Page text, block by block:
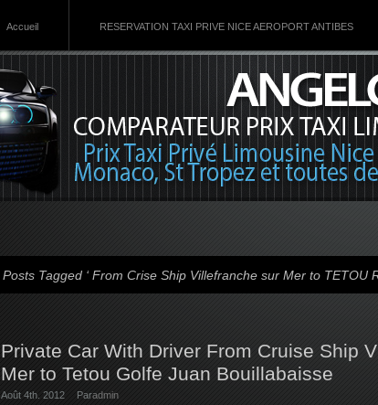
Accueil RESERVATION TAXI PRIVE NICE AEROPORT ANTIBES
Posts Tagged ‘ From Crise Ship Villefranche sur Mer to TETOU
Private Car With Driver From Cruise Ship
Mer to Tetou Golfe Juan Bouillabaisse
Août 4th. 2012 Paradmin